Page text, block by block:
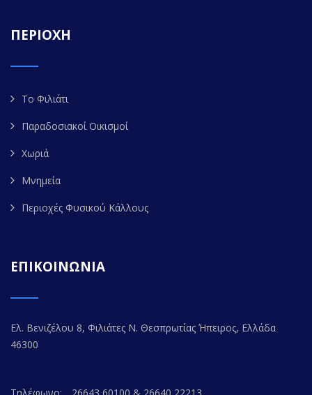
ΠΕΡΙΟΧΗ
Το Φιλιάτι
Παραδοσιακοί Οικισμοί
Χωριά
Μνημεία
Περιοχές Φυσικού Κάλλους
ΕΠΙΚΟΙΝΩΝΙΑ
Ελ. Βενιζέλου 8, Φιλιάτες Ν. Θεσπρωτίας Ήπειρος, Ελλάδα
46300
Τηλέφωνο: 26643 60100 & 26640 22213